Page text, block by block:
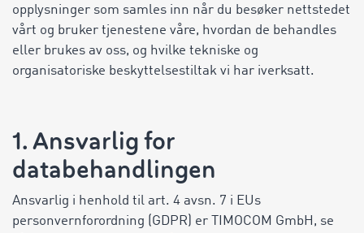
opplysninger som samles inn når du besøker nettstedet
vårt og bruker tjenestene våre, hvordan de behandles
eller brukes av oss, og hvilke tekniske og
organisatoriske beskyttelsestiltak vi har iverksatt.
1. Ansvarlig for
databehandlingen
Ansvarlig i henhold til art. 4 avsn. 7 i EUs
personvernforordning (GDPR) er TIMOCOM GmbH, se